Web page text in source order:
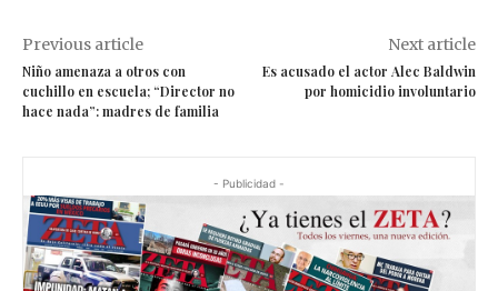
Previous article
Niño amenaza a otros con
cuchillo en escuela; “Director no
hace nada”: madres de familia
Next article
Es acusado el actor Alec Baldwin
por homicidio involuntario
- Publicidad -